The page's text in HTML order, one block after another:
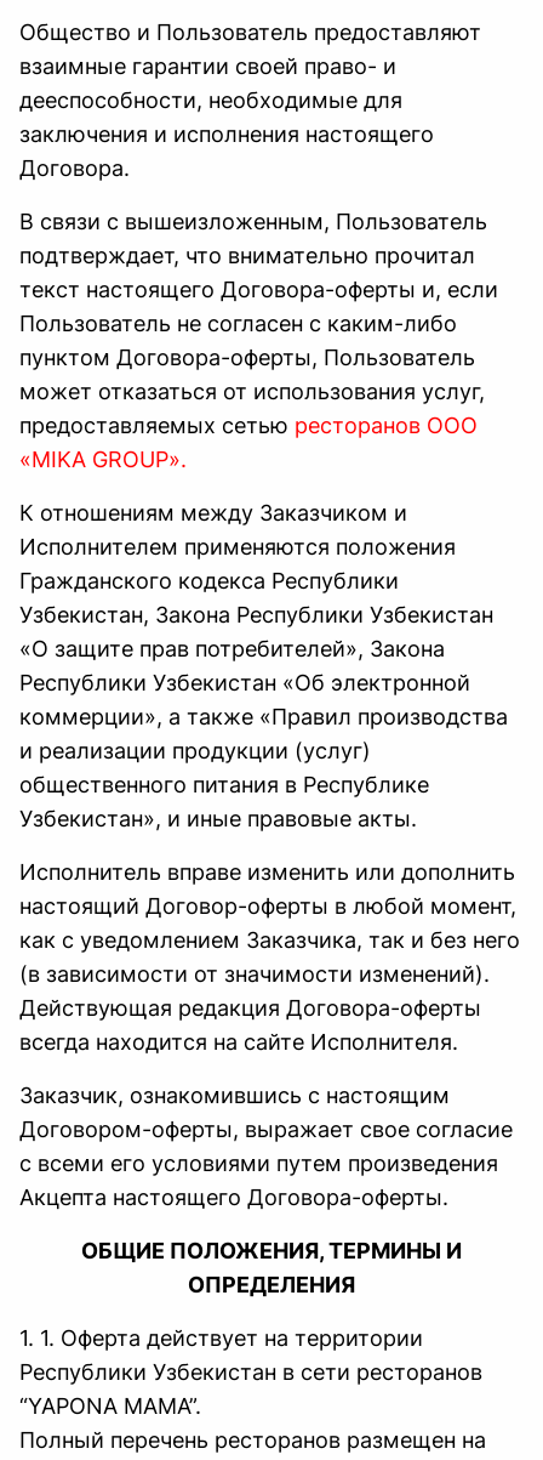
Общество и Пользователь предоставляют
взаимные гарантии своей право- и
дееспособности, необходимые для
заключения и исполнения настоящего
Договора.
В связи с вышеизложенным, Пользователь
подтверждает, что внимательно прочитал
текст настоящего Договора-оферты и, если
Пользователь не согласен с каким-либо
пунктом Договора-оферты, Пользователь
может отказаться от использования услуг,
предоставляемых сетью ресторанов OOO
«MIKA GROUP».
К отношениям между Заказчиком и
Исполнителем применяются положения
Гражданского кодекса Республики
Узбекистан, Закона Республики Узбекистан
«О защите прав потребителей», Закона
Республики Узбекистан «Об электронной
коммерции», а также «Правил производства
и реализации продукции (услуг)
общественного питания в Республике
Узбекистан», и иные правовые акты.
Исполнитель вправе изменить или дополнить
настоящий Договор-оферты в любой момент,
как с уведомлением Заказчика, так и без него
(в зависимости от значимости изменений).
Действующая редакция Договора-оферты
всегда находится на сайте Исполнителя.
Заказчик, ознакомившись с настоящим
Договором-оферты, выражает свое согласие
с всеми его условиями путем произведения
Акцепта настоящего Договора-оферты.
ОБЩИЕ ПОЛОЖЕНИЯ, ТЕРМИНЫ И
ОПРЕДЕЛЕНИЯ
1. 1. Оферта действует на территории
Республики Узбекистан в сети ресторанов
“YAPONA MAMA”.
Полный перечень ресторанов размещен на